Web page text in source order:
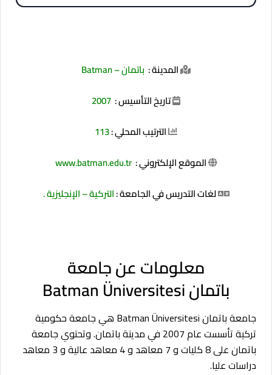
المدينة : باتمان – Batman
تاريخ التأسيس : 2007
الترتيب المحلي :113
الموقع الإلكتروني : www.batman.edu.tr
لغات التدريس في الجامعة :التركية – الإنجليزية.
معلومات عن جامعة
باتمان Batman Üniversitesi
جامعة باتمان Batman Üniversitesi هي جامعة حكومية
تركية تأسست عام 2007 في مدينة باتمان. وتحتوي جامعة
باتمان على 8 كليات و 7 معاهد و 4 معاهد عالية و 3 معاهد
دراسات عليا.